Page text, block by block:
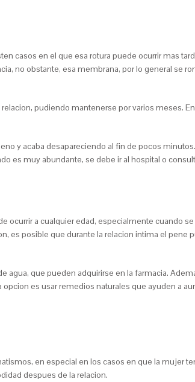
casos en el que esa rotura puede ocurrir mas
no obstante, esa membrana, por lo general se
pudiendo mantenerse por varios meses.
y acaba desapareciendo al fin de pocos
es muy abundante, se debe ir al hospital o
a cualquier edad, especialmente cuando
es posible que durante la relacion intima el pene
agua, que pueden adquirirse en la farmacia.
es usar remedios naturales que ayuden a
en especial en los casos en que la mujer
despues de la relacion.